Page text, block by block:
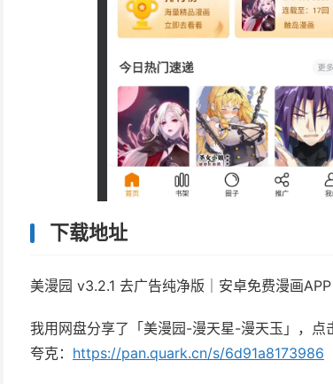
下载地址
美漫园 v3.2.1 去广告纯净版｜安卓免费漫画APP
我用网盘分享了「美漫园-漫天星-漫天玉」，点
夸克： https://pan.quark.cn/s/6d91a8173986